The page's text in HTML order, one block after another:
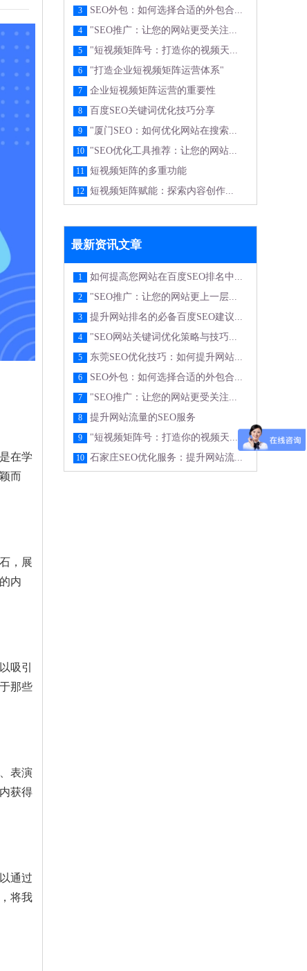
在学
而
，展
内
吸引
那些
表演
获得
通过
将我
3 SEO外包：如何选择合适的外包合...
4 "SEO推广：让您的网站更受关注...
5 "短视频矩阵号：打造你的视频天...
6 "打造企业短视频矩阵运营体系"
7 企业短视频矩阵运营的重要性
8 百度SEO关键词优化技巧分享
9 "厦门SEO：如何优化网站在搜索...
10 "SEO优化工具推荐：让您的网站...
11 短视频矩阵的多重功能
12 短视频矩阵赋能：探索内容创作...
最新资讯文章
1 如何提高您网站在百度SEO排名中...
2 "SEO推广：让您的网站更上一层...
3 提升网站排名的必备百度SEO建议...
4 "SEO网站关键词优化策略与技巧...
5 东莞SEO优化技巧：如何提升网站...
6 SEO外包：如何选择合适的外包合...
7 "SEO推广：让您的网站更受关注...
8 提升网站流量的SEO服务
9 "短视频矩阵号：打造你的视频天...
10 石家庄SEO优化服务：提升网站流...